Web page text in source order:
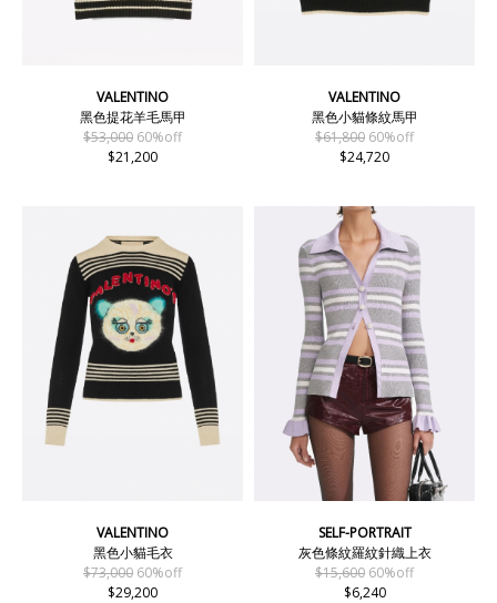
VALENTINO
黑色提花羊毛馬甲
$53,000 60%off
$21,200
VALENTINO
黑色小貓條紋馬甲
$61,800 60%off
$24,720
VALENTINO
黑色小貓毛衣
$73,000 60%off
$29,200
SELF-PORTRAIT
灰色條紋羅紋針織上衣
$15,600 60%off
$6,240